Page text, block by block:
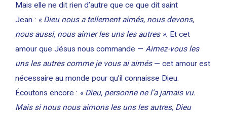
Mais elle ne dit rien d’autre que ce que dit saint
Jean : « Dieu nous a tellement aimés, nous devons,
nous aussi, nous aimer les uns les autres ». Et cet
amour que Jésus nous commande — Aimez-vous les
uns les autres comme je vous ai aimés— cet amour est
nécessaire au monde pour qu’il connaisse Dieu.
Écoutons encore : « Dieu, personne ne l’a jamais vu.
Mais si nous nous aimons les uns les autres, Dieu